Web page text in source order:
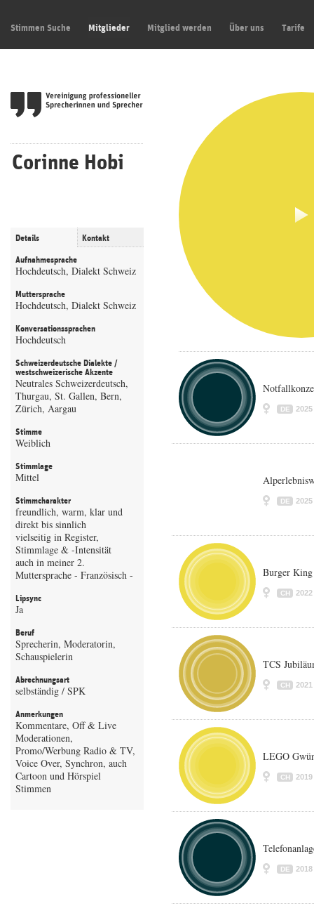
Stimmen Suche Mitglieder Mitglied werden Über uns Tarife
Corinne Hobi
Details Kontakt
Aufnahmesprache
Hochdeutsch, Dialekt Schweiz
Muttersprache
Hochdeutsch, Dialekt Schweiz
Konversationssprachen
Hochdeutsch
Schweizerdeutsche Dialekte /
westschweizerische Akzente
Neutrales Schweizerdeutsch,
Thurgau, St. Gallen, Bern,
Zürich, Aargau
Stimme
Weiblich
Stimmlage
Mittel
Stimmcharakter
freundlich, warm, klar und
direkt bis sinnlich
vielseitig in Register,
Stimmlage & -Intensität
auch in meiner 2.
Muttersprache - Französisch -
Lipsync
Ja
Beruf
Sprecherin, Moderatorin,
Schauspielerin
Abrechnungsart
selbständig / SPK
Anmerkungen
Kommentare, Off & Live
Moderationen,
Promo/Werbung Radio & TV,
Voice Over, Synchron, auch
Cartoon und Hörspiel
Stimmen
DE 2025
DE 2025
Burger
CH 2022
TCS
CH 2021
LEGO
CH 2019
DE 2018